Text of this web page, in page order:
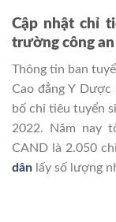
Cập nhật chỉ
trường công an
Thông tin ban
Cao đẳng Y
bố chỉ tiêu tuyển
2022. Năm nay
CAND là 2.050
dân lấy số lượng